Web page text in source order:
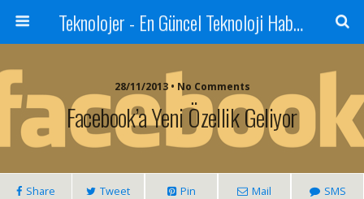
Teknolojer - En Güncel Teknoloji Haberleri
28/11/2013 • No Comments
Facebook’a Yeni Özellik Geliyor
Share Tweet Pin Mail SMS